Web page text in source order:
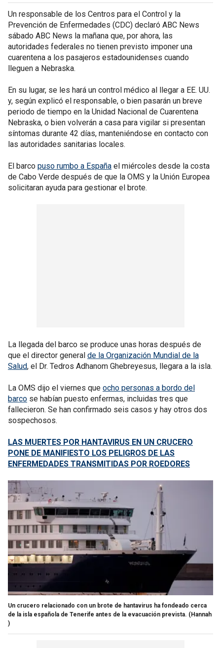
Un responsable de los Centros para el Control y la
Prevención de Enfermedades (CDC) declaró ABC News
sábado ABC News la mañana que, por ahora, las
autoridades federales no tienen previsto imponer una
cuarentena a los pasajeros estadounidenses cuando
lleguen a Nebraska.
En su lugar, se les hará un control médico al llegar a EE. UU.
y, según explicó el responsable, o bien pasarán un breve
periodo de tiempo en la Unidad Nacional de Cuarentena
Nebraska, o bien volverán a casa para vigilar si presentan
síntomas durante 42 días, manteniéndose en contacto con
las autoridades sanitarias locales.
El barco puso rumbo a España el miércoles desde la costa
de Cabo Verde después de que la OMS y la Unión Europea
solicitaran ayuda para gestionar el brote.
La llegada del barco se produce unas horas después de
que el director general de la Organización Mundial de la
Salud, el Dr. Tedros Adhanom Ghebreyesus, llegara a la isla.
La OMS dijo el viernes que ocho personas a bordo del
barco se habían puesto enfermas, incluidas tres que
fallecieron. Se han confirmado seis casos y hay otros dos
sospechosos.
LAS MUERTES POR HANTAVIRUS EN UN CRUCERO
PONE DE MANIFIESTO LOS PELIGROS DE LAS
ENFERMEDADES TRANSMITIDAS POR ROEDORES
Un crucero relacionado con un brote de hantavirus ha fondeado cerca
de la isla española de Tenerife antes de la evacuación prevista. (Hannah
)